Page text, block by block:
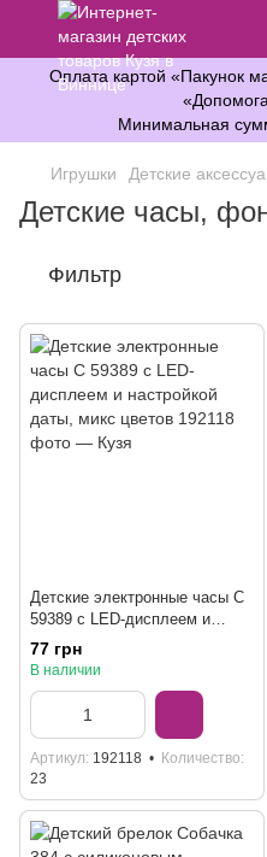
Оплата картой «Пакунок
Минимальная
Игрушки Детские
Детские часы,
Фильтр
Детские электронные часы С
59389 с LED-дисплеем и
настройкой даты, микс цветов
77 грн
В наличии
Артикул 192118
Количество
23